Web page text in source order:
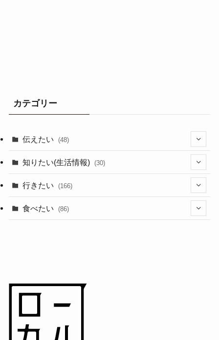
カテゴリー
伝えたい (48)
(44)
(1)
知りたい(生活情報) (30)
(10)
(11)
行きたい (166)
(18)
食べたい (86)